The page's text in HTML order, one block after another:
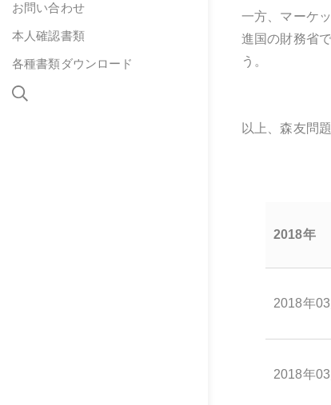
お問い合わせ
本人確認書類
各種書類ダウンロード
一方、マーケ
進国の財務省
う。
以上、森友問題
2018年
2018年
2018年